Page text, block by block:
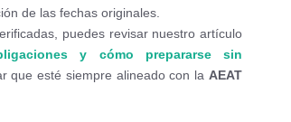
de las fechas originales.
puedes revisar nuestro artículo
y cómo prepararse sin
que esté siempre alineado con la AEAT